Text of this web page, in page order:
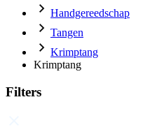
Handgereedschap
Tangen
Krimptang
Krimptang
Filters